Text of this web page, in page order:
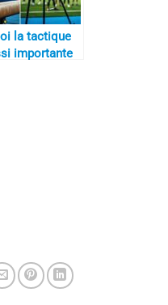
la tactique
importante